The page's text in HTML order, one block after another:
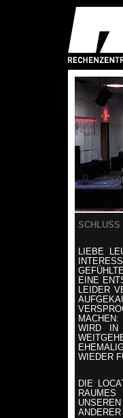
LIEBE
EINE
LEIDER
WIRD IN
WIEDER
DIE